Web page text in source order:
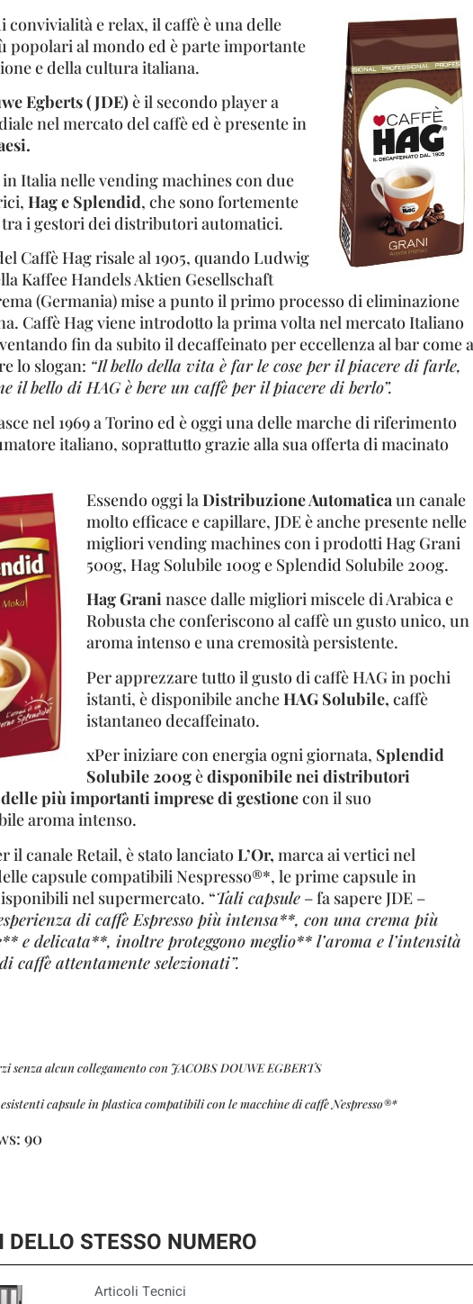
convivialità e relax, il caffè è una delle
popolari al mondo ed è parte importante
e della cultura italiana.
Egberts (JDE) è il secondo player a
nel mercato del caffè ed è presente in
in Italia nelle vending machines con due
Hag e Splendid, che sono fortemente
i gestori dei distributori automatici.
Caffè Hag risale al 1905, quando Ludwig
Kaffee Handels Aktien Gesellschaft
(Germania) mise a punto il primo processo di eliminazione
Caffè Hag viene introdotto la prima volta nel mercato Italiano
fin da subito il decaffeinato per eccellenza al bar come a
lo slogan: “Il bello della vita è far le cose per il piacere di farle,
il bello di HAG è bere un caffè per il piacere di berlo”.
nel 1969 a Torino ed è oggi una delle marche di riferimento
italiano, soprattutto grazie alla sua offerta di macinato
Essendo oggi laDistribuzione Automaticaun canale
molto efficace e capillare, JDE è anche presente nelle
migliori vending machines con i prodotti Hag Grani
500g, Hag Solubile 100g e Splendid Solubile 200g.
Hag Graninasce dalle migliori miscele di Arabica e
Robusta che conferiscono al caffè un gusto unico, un
aroma intenso e una cremosità persistente.
Per apprezzare tutto il gusto di caffè HAG in pochi
istanti, è disponibile ancheHAG Solubile, caffè
istantaneo decaffeinato.
xPer iniziare con energia ogni giornata, Splendid
Solubile 200gèdisponibile nei distributori
più importanti imprese di gestionecon il suo
aroma intenso.
il canale Retail, è stato lanciatoL’Or, marca ai vertici nel
capsule compatibili Nespresso®*, le prime capsule in
nel supermercato. “Tali capsule– fa sapere JDE –
di caffè Espresso più intensa**, con una crema più
e delicata**, inoltre proteggono meglio** l’aroma e l’intensità
caffè attentamente selezionati”.
senza alcun collegamento con JACOBS DOUWE EGBERTS
capsule in plastica compatibili con le macchine di caffè Nespresso®*
90
STESSO NUMERO
Articoli Tecnici